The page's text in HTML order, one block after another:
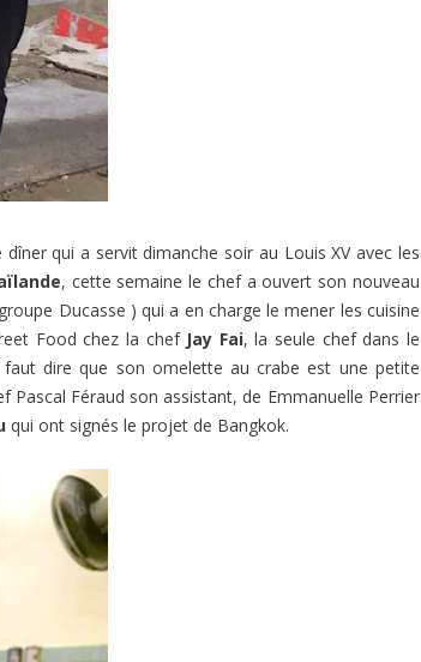
dîner qui a servit dimanche soir au Louis XV avec les
, cette semaine le chef a ouvert son nouveau
Ducasse ) qui a en charge le mener les cuisine
Food chez la chef Jay Fai, la seule chef dans le
dire que son omelette au crabe est une petite
Féraud son assistant, de Emmanuelle Perrier
qui ont signés le projet de Bangkok.